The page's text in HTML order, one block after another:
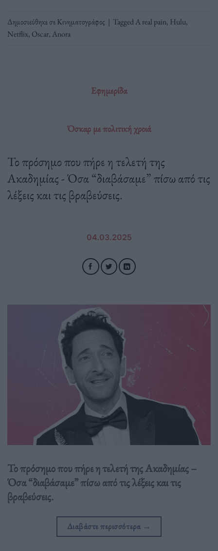
Δημοσιεύθηκε σεΚινηματογράφος | TaggedA real pain, Hulu,
Netflix, Oscar,Αnora
Εφημερίδα
Όσκαρ με πολιτική χροιά
Το πρόσημο που πήρε η τελετή της
Ακαδημίας - Όσα “διαβάσαμε” πίσω από τις
λέξεις και τις βραβεύσεις.
04.03.2025
Το πρόσημο που πήρε η τελετή της Ακαδημίας –
Όσα “διαβάσαμε” πίσω από τις λέξεις και τις
βραβεύσεις.
Διαβάστε περισσότερα →